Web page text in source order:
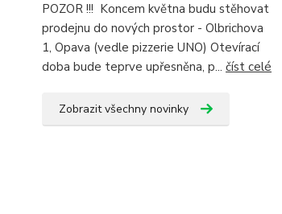
POZOR !!! Koncem května budu stěhovat
prodejnu do nových prostor - Olbrichova
1, Opava (vedle pizzerie UNO) Otevírací
doba bude teprve upřesněna, p... číst celé
Zobrazit všechny novinky